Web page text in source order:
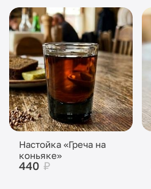
Настойка «Греча на
коньяке»
440 ₽